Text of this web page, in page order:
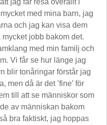
med mina barn, jag
och jag kan visa dem
jobb bakom det.
med min familj och
Vi får se hur länge jag
blir tonåringar förstår jag
men då är det ’fine’ för
till att se människor som
av människan bakom
bra faktiskt, jag hoppas